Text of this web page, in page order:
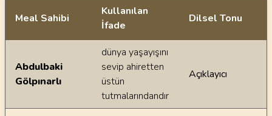
Ayetin meallerindeki dilsel farklılıklar
Meal Sahibi
Kullanılan
İfade
Dilsel Tonu
Abdulbaki
Gölpınarlı
dünya yaşayışını
sevip ahiretten
üstün
tutmalarındandır
Açıklayıcı